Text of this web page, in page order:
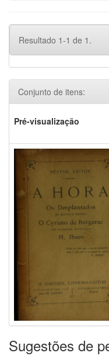
Resultado 1-1 de 1.
Conjunto de itens:
Pré-visualização
Sugestões de